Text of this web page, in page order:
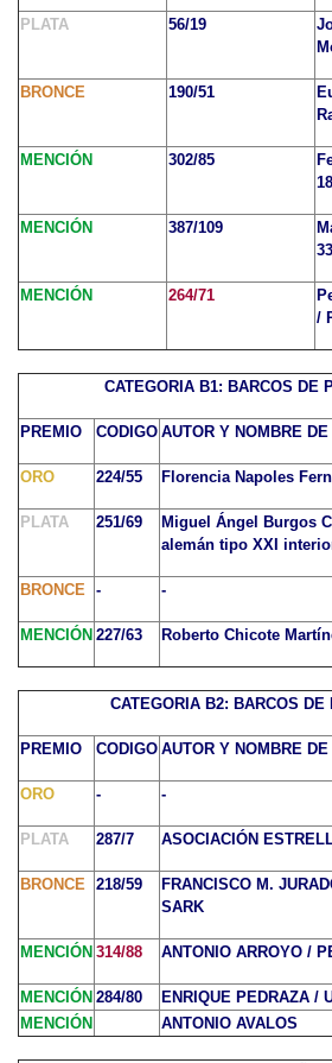
PLATA 56/19
BRONCE 190/51
MENCIÓN 302/85
MENCIÓN 387/109
33
MENCIÓN 264/71
/
CATEGORIA B1: BARCOS DE
PREMIO CODIGO AUTOR Y NOMBRE
ORO 224/55 Florencia Napoles
PLATA 251/69
Miguel Ángel Burgos
alemán tipo XXI
BRONCE - -
MENCIÓN 227/63 Roberto Chicote
CATEGORIA B2: BARCOS DE
PREMIO CODIGO AUTOR Y NOMBRE
ORO - -
PLATA 287/7 ASOCIACIÓN
BRONCE 218/59
FRANCISCO M.
SARK
MENCIÓN 314/88 ANTONIO ARROYO /
MENCIÓN 284/80
ENRIQUE PEDRAZA /
MENCIÓN
ANTONIO AVALOS